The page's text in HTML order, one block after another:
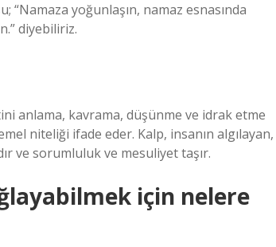
“Namaza yoğunlaşın, namaz esnasında
diyebiliriz.
anlama, kavrama, düşünme ve idrak etme
niteliği ifade eder. Kalp, insanın algılayan,
ve sorumluluk ve mesuliyet taşır.
için nelere